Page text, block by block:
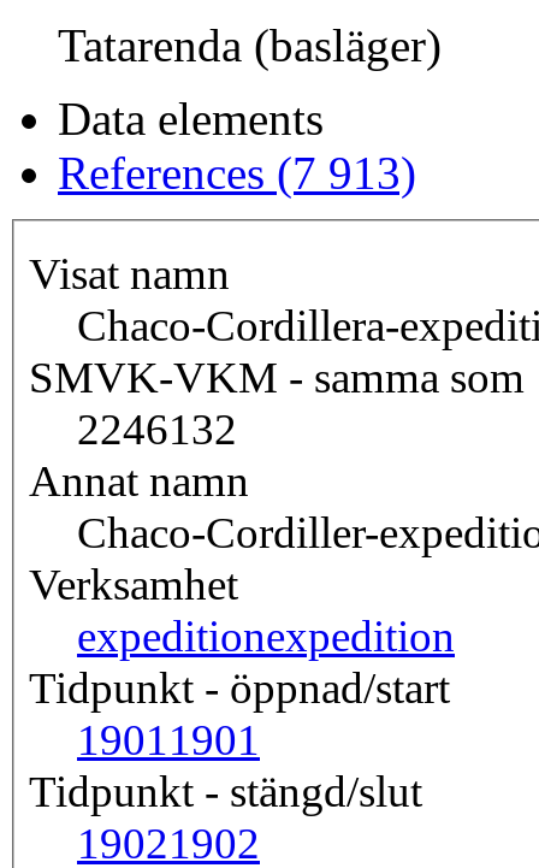
Tatarenda (basläger)
Data elements
References (7 913)
Visat namn
Chaco-Cordillera-
SMVK-VKM - samma som
2246132
Annat namn
Chaco-Cordiller-
Verksamhet
expeditionexpedition
Tidpunkt - öppnad/start
19011901
Tidpunkt - stängd/slut
19021902